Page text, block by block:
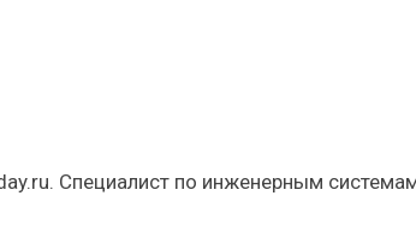
Специалист по инженерным